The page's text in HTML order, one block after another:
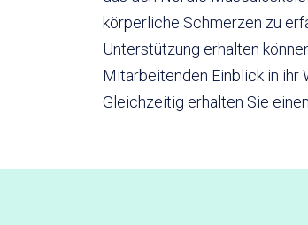
körperliche Schmerzen zu
Unterstützung erhalten
Mitarbeitenden Einblick in ihr
Gleichzeitig erhalten Sie